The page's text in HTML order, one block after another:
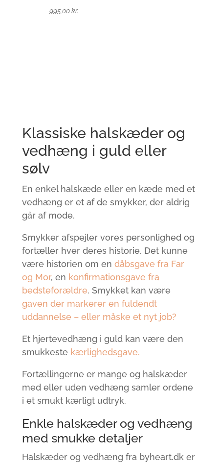
995,00kr.
Klassiske halskæder og
vedhæng i guld eller
sølv
En enkel halskæde eller en kæde med et
vedhæng er et af de smykker, der aldrig
går af mode.
Smykker afspejler vores personlighed og
fortæller hver deres historie. Det kunne
være historien om en dåbsgave fra Far
og Mor, en konfirmationsgave fra
bedsteforældre. Smykket kan være
gaven der markerer en fuldendt
uddannelse – eller måske et nyt job?
Et hjertevedhæng i guld kan være den
smukkeste kærlighedsgave.
Fortællingerne er mange og halskæder
med eller uden vedhæng samler ordene
i et smukt kærligt udtryk.
Enkle halskæder og vedhæng
med smukke detaljer
Halskæder og vedhæng fra byheart.dk er